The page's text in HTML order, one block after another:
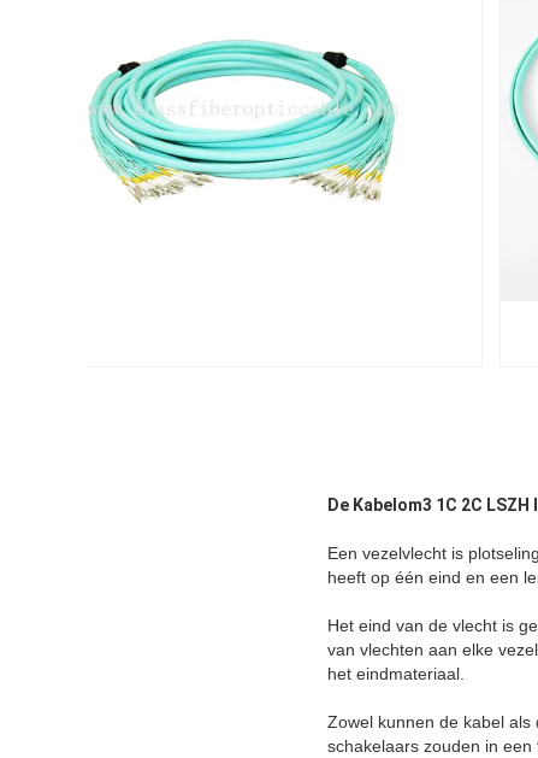
De Kabelom3 1C 2C
Een vezelvlecht is
heeft op één eind en een
Het eind van de vlecht is
van vlechten aan elke
het eindmateriaal.
Zowel kunnen de kabel
schakelaars zouden in